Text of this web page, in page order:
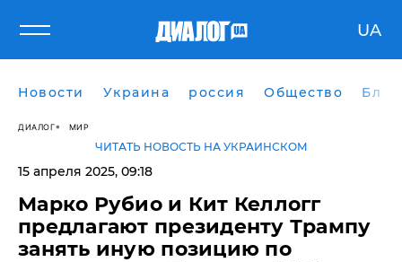
UA
Новости Украина россия Общество
ДИАЛОГ МИР
ЧИТАТЬ НОВОСТЬ НА УКРАИНСКОМ
15 апреля 2025, 09:18
Марко Рубио и Кит Келлогг
предлагают президенту Трампу
занять иную позицию по